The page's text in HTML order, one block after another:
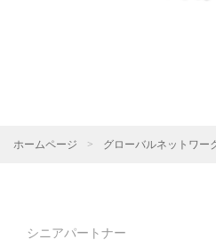
ホームページ > グローバルネットワー
シニアパートナー